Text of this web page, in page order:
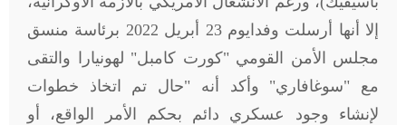
إلا أنها أرسلت وفدايوم 23 أبريل 2022 برئاسة منسق
مجلس الأمن القومي "كورت كامبل" لهونيارا والتقى
مع "سوغافاري" وأكد أنه "حال تم اتخاذ خطوات
لإنشاء وجود عسكري دائم بحكم الأمر الواقع، أو